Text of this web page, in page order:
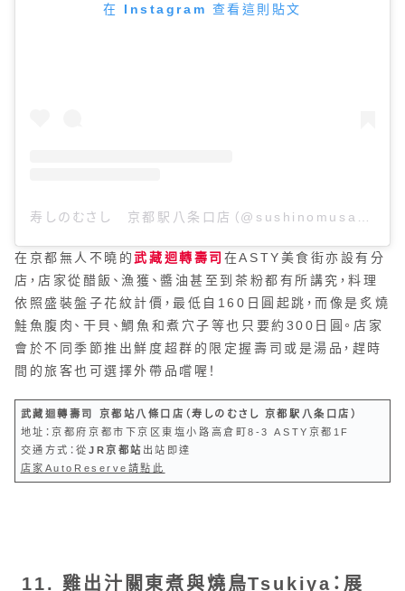
在 Instagram 查看這則貼文
在京都無人不曉的武藏迴轉壽司 在ASTY美食街亦設有分
店，店家從醋飯、漁獲、醬油甚至到茶粉都有所講究，料理
依照盛裝盤子花紋計價，最低自160日圓起跳，而像是炙燒
鮭魚腹肉、干貝、鯛魚和煮穴子等也只要約300日圓。店家
會於不同季節推出鮮度超群的限定握壽司或是湯品，趕時
間的旅客也可選擇外帶品嚐喔！
武藏迴轉壽司 京都站八條口店（寿しのむさし 京都駅八条口店）
地址：京都府京都市下京区東塩小路高倉町8-3 ASTY京都1F
交通方式：從 JR京都站 出站即達
店家AutoReserve請點此
11. 雞出汁關東煮與燒鳥Tsukiya：展